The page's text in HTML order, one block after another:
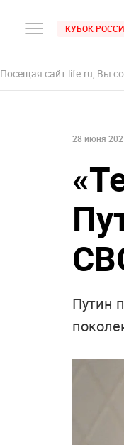
КУБОК
Посещая сайт life.ru, Вы
28 июня
Путин